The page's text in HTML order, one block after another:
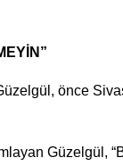
önce
Güzelgül,